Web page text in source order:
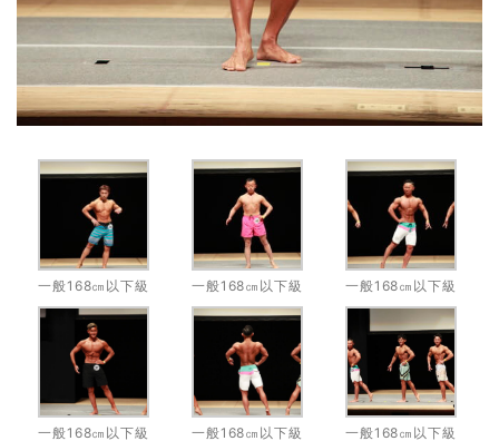
一般168㎝以下級 一般168㎝以下級 一般168㎝以下級
一般168㎝以下級 一般168㎝以下級 一般168㎝以下級